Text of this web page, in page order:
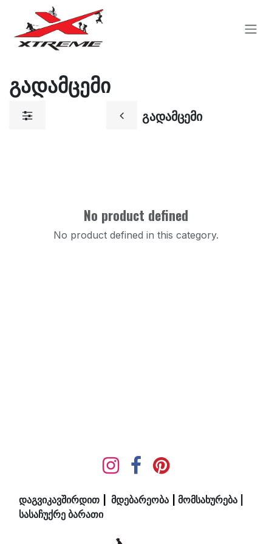
Skip to Content
გადამცემი
გადამცემი
No product defined
No product defined in this category.
დაგვიკავშირდით მდ​ებ​​არეობა მომსახურება
სასაჩუქრე ბარათი